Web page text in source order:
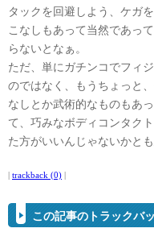
タックを回避しよう、ケガ
こなしもあって当然であっ
らないとなぁ。
ただ、単にガチンコでフィ
のではなく、もうちょっと
なしとか武術的なものもあ
て、巧みなボディコンタク
た方がいいんじゃないかとも
| trackback (0) |
この記事のトラックバ